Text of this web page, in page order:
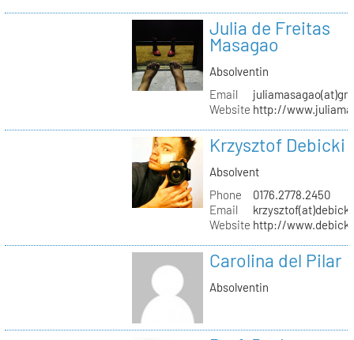
Julia de Freitas
Masagao
Absolventin
Email
Website http://
Krzysztof Debicki
Absolvent
Phone
0176.2778.2450
Email
Website http://
Carolina del Pilar
Absolventin